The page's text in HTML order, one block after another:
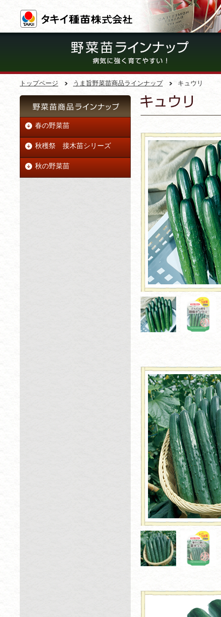
トップページ うま旨野菜苗商品ラインナップ キュウリ
春の野菜苗
秋穫祭 接木苗シリーズ
秋の野菜苗